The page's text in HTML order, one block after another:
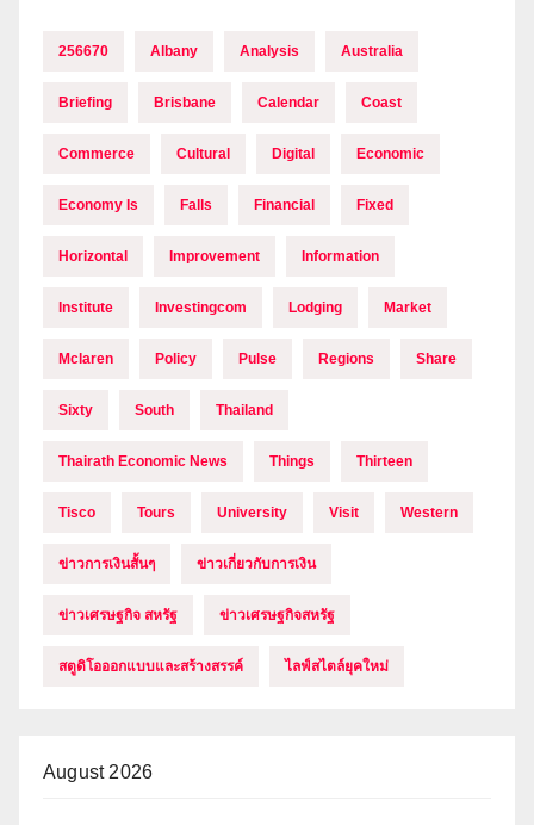
256670 Albany Analysis Australia
Briefing Brisbane Calendar Coast
Commerce Cultural Digital Economic
Economy Is Falls Financial Fixed
Horizontal Improvement Information
Institute Investingcom Lodging Market
Mclaren Policy Pulse Regions Share
Sixty South Thailand
Thairath Economic News Things Thirteen
Tisco Tours University Visit Western
ข่าวการเงินสั้นๆ ข่าวเกี่ยวกับการเงิน
ข่าวเศรษฐกิจ สหรัฐ ข่าวเศรษฐกิจสหรัฐ
สตูดิโอออกแบบและสร้างสรรค์ ไลฟ์สไตล์ยุคใหม่
August 2026